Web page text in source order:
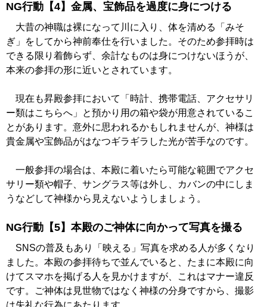
NG行動【4】金属、宝飾品を過度に身につける
大昔の神職は裸になって川に入り、体を清める「みそ
ぎ」をしてから神前奉仕を行いました。そのため参拝時は
できる限り着飾らず、余計なものは身につけないほうが、
本来の参拝の形に近いとされています。
現在も昇殿参拝において「時計、携帯電話、アクセサリ
ー類はこちらへ」と預かり用の箱や袋が用意されているこ
とがあります。意外に思われるかもしれませんが、神様は
貴金属や宝飾品がはなつギラギラした光が苦手なのです。
一般参拝の場合は、本殿に着いたら可能な範囲でアクセ
サリー類や帽子、サングラス等は外し、カバンの中にしま
うなどして神様から見えないようしましょう。
NG行動【5】本殿のご神体に向かって写真を撮る
SNSの普及もあり「映える」写真を求める人が多くなり
ました。本殿の参拝待ちで並んでいると、たまに本殿に向
けてスマホを掲げる人を見かけますが、これはマナー違反
です。ご神体は見世物ではなく神様の分身ですから、撮影